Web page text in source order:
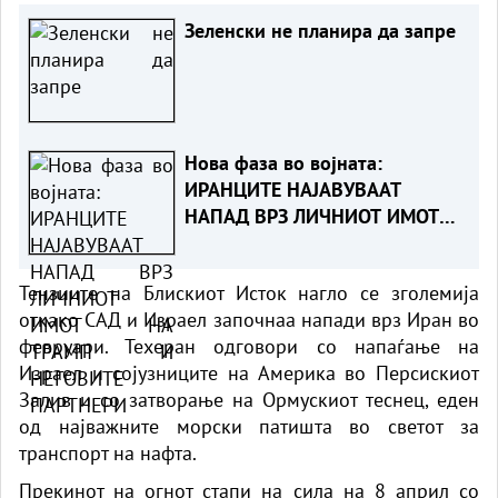
Зеленски не планира да запре
Нова фаза во војната:
ИРАНЦИТЕ НАЈАВУВААТ
НАПАД ВРЗ ЛИЧНИОТ ИМОТ
Тензиите на Блискиот Исток нагло се зголемија
откако САД и Израел започнаа напади врз Иран во
февруари. Техеран одговори со напаѓање на
Израели сојузниците на Америка во Персискиот
Залив и со затворање на Ормускиот теснец, еден
од најважните морски патишта во светот за
транспорт на нафта.
Прекинот на огнот стапи на сила на 8 април со